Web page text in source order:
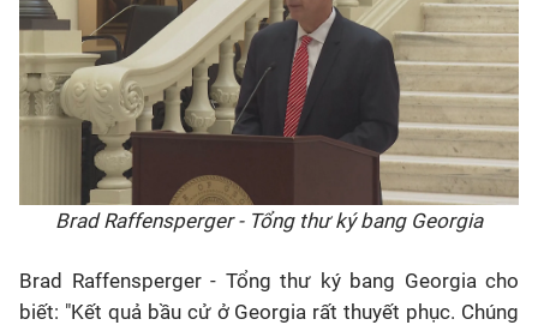
Brad Raffensperger - Tổng thư ký bang Georgia
Brad Raffensperger - Tổng thư ký bang Georgia cho
biết: "Kết quả bầu cử ở Georgia rất thuyết phục. Chúng